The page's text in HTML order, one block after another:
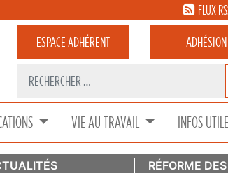
FLUX
ESPACEADHÉRENT ADHÉSION
VIE AU TRAVAIL INFOS
RÉFORME DES